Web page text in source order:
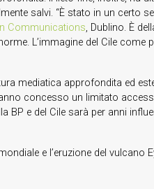
salvi. “È stato in un certo
Communications, Dublino. È
L’immagine del Cile come
mediatica approfondita ed
concesso un limitato
BP e del Cile sarà per anni
e l’eruzione del vulcano